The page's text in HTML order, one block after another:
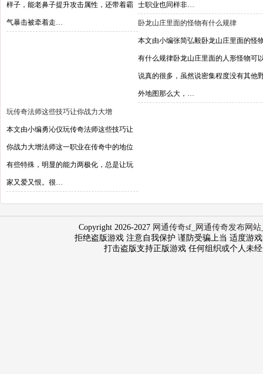
样子，能老鼻子提升攻击属性，还带着霸
气暴击被牵着走…
士职业也同样非…
卧龙山庄里面的怪物有什么规律
本文由小编张简弘毅卧龙山庄里面的怪
有什么规律卧龙山庄里面的人形怪物可
说真的很多，虽然说密集程度没有其他
外地图那么大，…
玩传奇法师这些技巧让你战力大增
本文由小编勇沁仪玩传奇法师这些技巧让
你战力大增法师这一职业在传奇中的地位
有些特殊，明显的能力两极化，总是让玩
家又爱又恨。很…
Copyright 2026-2027 网通传奇sf_网通传奇发布网
拒绝盗版游戏 注意自我保护 谨防受骗上当 适度游
打击盗版支持正版游戏 任何组织或个人未